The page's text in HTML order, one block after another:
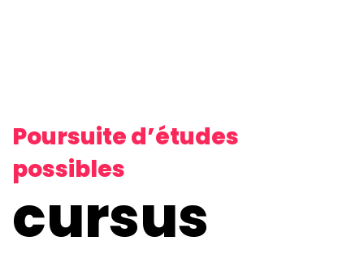
Poursuite d’études
possibles
cursus